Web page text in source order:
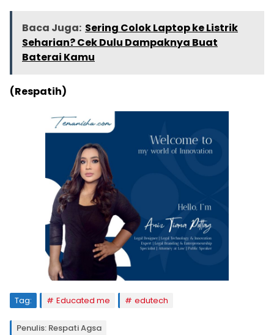
Baca Juga: Sering Colok Laptop ke Listrik
Seharian? Cek Dulu Dampaknya Buat
Baterai Kamu
(Respatih)
Tag: Educated me edutech
Penulis: Respati Agsa